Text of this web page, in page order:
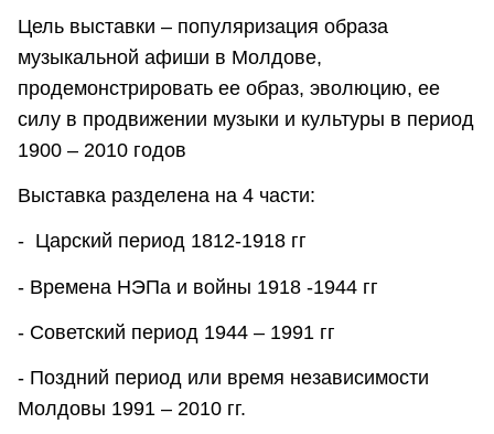
Цель выставки – популяризация образа
музыкальной афиши в Молдове,
продемонстрировать ее образ, эволюцию, ее
силу в продвижении музыки и культуры в период
1900 – 2010 годов
Выставка разделена на 4 части:
- Царский период 1812-1918 гг
- Времена НЭПа и войны 1918 -1944 гг
- Советский период 1944 – 1991 гг
- Поздний период или время независимости
Молдовы 1991 – 2010 гг.